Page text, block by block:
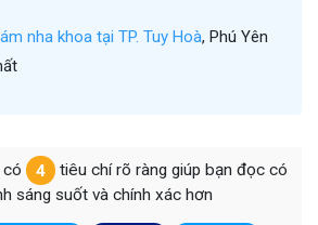
nha khoa tại TP. Tuy Hoà, Phú Yên
4
tiêu chí rõ ràng giúp bạn đọc có
sáng suốt và chính xác hơn